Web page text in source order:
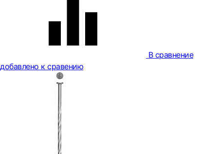
В сравнение
добавлено к сравению